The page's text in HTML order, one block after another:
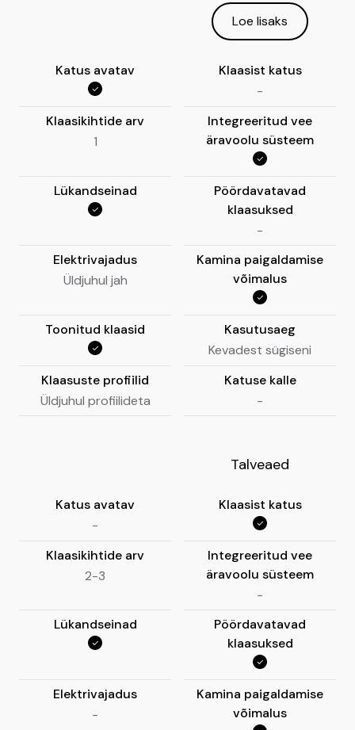
Loe lisaks
Katus avatav
Klaasist katus
-
Klaasikihtide arv
1
Integreeritud vee
äravoolu süsteem
Lükandseinad
Pöördavatavad
klaasuksed
-
Elektrivajadus
Üldjuhul jah
Kamina paigaldamise
võimalus
Toonitud klaasid
Kasutusaeg
Kevadest sügiseni
Klaasuste profiilid
Üldjuhul profiilideta
Katuse kalle
-
Talveaed
Katus avatav
-
Klaasist katus
Klaasikihtide arv
2-3
Integreeritud vee
äravoolu süsteem
-
Lükandseinad
Pöördavatavad
klaasuksed
Elektrivajadus
-
Kamina paigaldamise
võimalus